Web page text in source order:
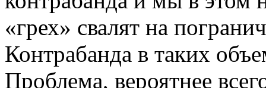
«грех» свалят на
Контрабанда в таких
Проблема, вероятнее